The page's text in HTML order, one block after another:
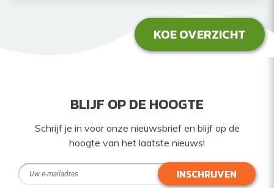
KOE OVERZICHT
BLIJF OP DE HOOGTE
Schrijf je in voor onze nieuwsbrief en blijf op de
hoogte van het laatste nieuws!
INSCHRIJVEN